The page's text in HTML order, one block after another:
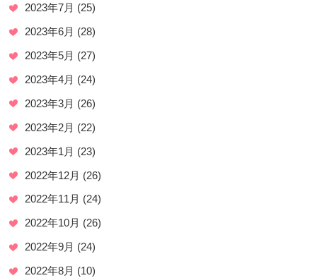
2023年7月 (25)
2023年6月 (28)
2023年5月 (27)
2023年4月 (24)
2023年3月 (26)
2023年2月 (22)
2023年1月 (23)
2022年12月 (26)
2022年11月 (24)
2022年10月 (26)
2022年9月 (24)
2022年8月 (10)